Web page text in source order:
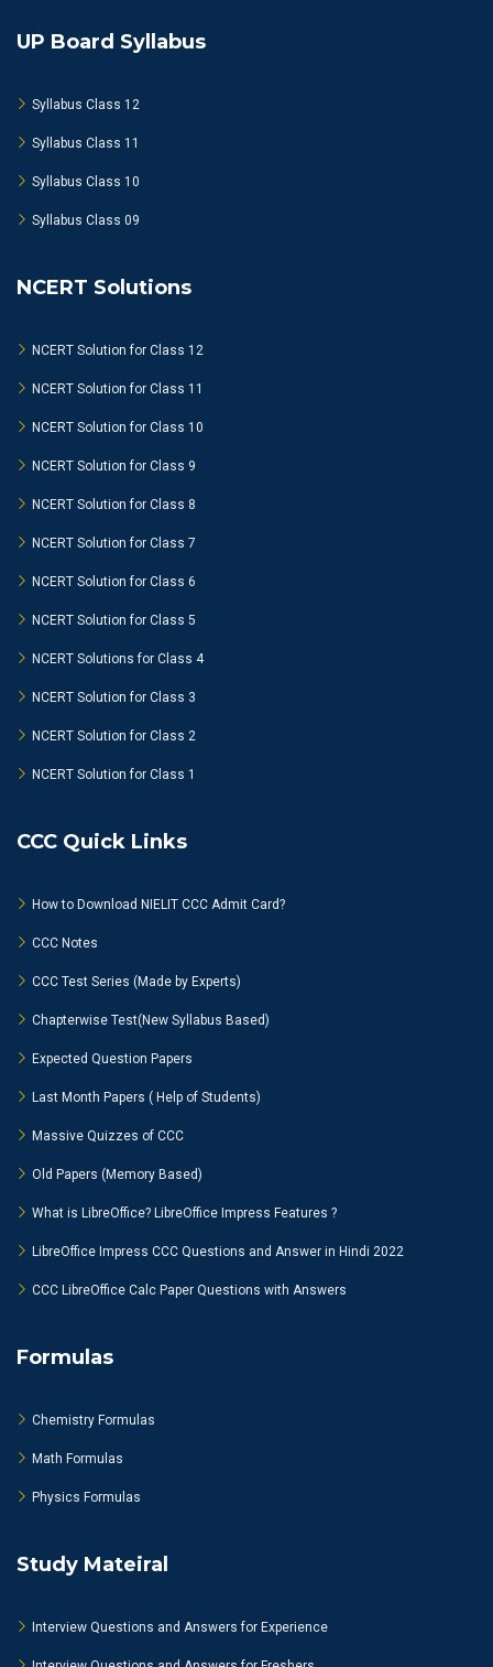
UP Board Syllabus
Syllabus Class 12
Syllabus Class 11
Syllabus Class 10
Syllabus Class 09
NCERT Solutions
NCERT Solution for Class 12
NCERT Solution for Class 11
NCERT Solution for Class 10
NCERT Solution for Class 9
NCERT Solution for Class 8
NCERT Solution for Class 7
NCERT Solution for Class 6
NCERT Solution for Class 5
NCERT Solutions for Class 4
NCERT Solution for Class 3
NCERT Solution for Class 2
NCERT Solution for Class 1
CCC Quick Links
How to Download NIELIT CCC Admit Card?
CCC Notes
CCC Test Series (Made by Experts)
Chapterwise Test(New Syllabus Based)
Expected Question Papers
Last Month Papers ( Help of Students)
Massive Quizzes of CCC
Old Papers (Memory Based)
What is LibreOffice? LibreOffice Impress Features ?
LibreOffice Impress CCC Questions and Answer in Hindi 2022
CCC LibreOffice Calc Paper Questions with Answers
Formulas
Chemistry Formulas
Math Formulas
Physics Formulas
Study Mateiral
Interview Questions and Answers for Experience